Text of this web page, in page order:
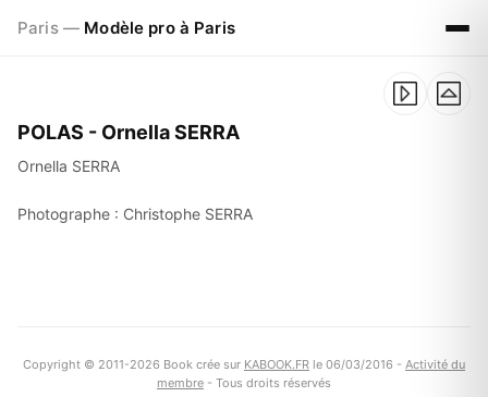
Paris — Modèle pro à Paris
POLAS - Ornella SERRA
Ornella SERRA
Photographe : Christophe SERRA
Copyright © 2011-2026 Book crée sur KABOOK.FR le 06/03/2016 - Activité du
membre - Tous droits réservés